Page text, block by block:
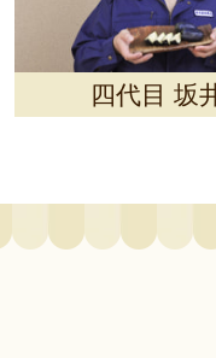
四代目 坂